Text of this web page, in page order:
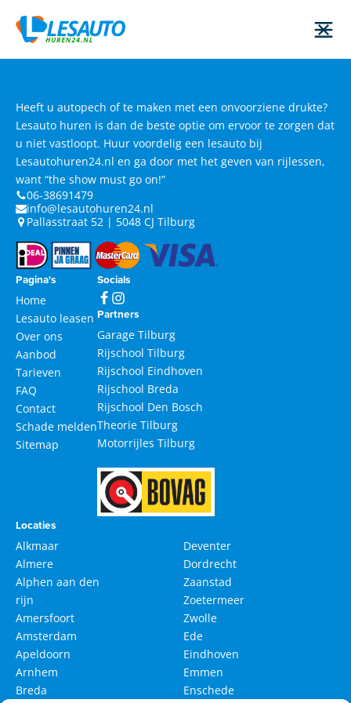
Heeft u autopech of te maken met een onvoorziene drukte?
Lesauto huren is dan de beste optie om ervoor te zorgen dat
u niet vastloopt. Huur voordelig een lesauto bij
Lesautohuren24.nl en ga door met het geven van rijlessen,
want “the show must go on!”
06-38691479
info@lesautohuren24.nl
Pallasstraat 52 | 5048 CJ Tilburg
Pagina's
Home
Lesauto leasen
Over ons
Aanbod
Tarieven
FAQ
Contact
Schade melden
Sitemap
Locaties
Alkmaar
Almere
Alphen aan den
rijn
Amersfoort
Amsterdam
Apeldoorn
Arnhem
Breda
Deventer
Dordrecht
Zaanstad
Zoetermeer
Zwolle
Ede
Eindhoven
Emmen
Enschede
Partners
Garage Tilburg
Rijschool Tilburg
Rijschool Eindhoven
Rijschool Breda
Rijschool Den Bosch
Theorie Tilburg
Motorrijles Tilburg
Socials